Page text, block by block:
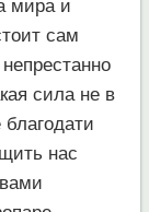
сам
сила не в
нас